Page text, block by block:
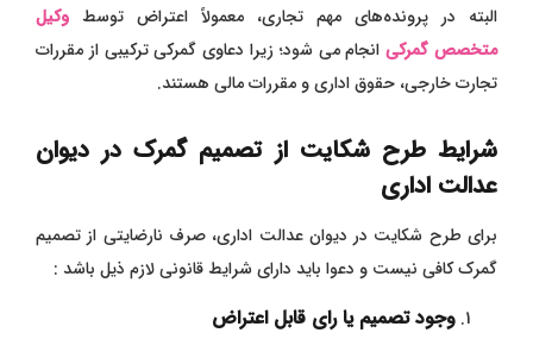
البته در پرونده‌های مهم تجاری، معمولاً اعتراض توسط وکیل
متخصص گمرکیانجام می‌ شود؛ زیرا دعاوی گمرکی ترکیبی از مقررات
تجارت خارجی، حقوق اداری و مقررات مالی هستند.
شرایط طرح شکایت از تصمیم گمرک در دیوان
عدالت اداری
برای طرح شکایت در دیوان عدالت اداری، صرف نارضایتی از تصمیم
گمرک کافی نیست و دعوا باید دارای شرایط قانونی لازم ذیل باشد :
وجود تصمیم یا رای قابل اعتراض